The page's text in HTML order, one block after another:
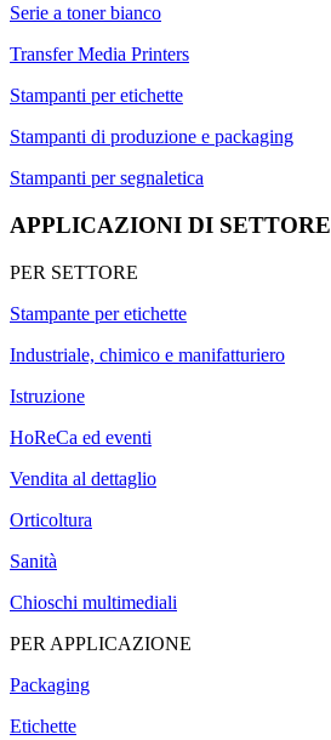
Serie a toner bianco
Transfer Media Printers
Stampanti per etichette
Stampanti di produzione e packaging
Stampanti per segnaletica
APPLICAZIONI DI SETTORE
PER SETTORE
Stampante per etichette
Industriale, chimico e manifatturiero
Istruzione
HoReCa ed eventi
Vendita al dettaglio
Orticoltura
Sanità
Chioschi multimediali
PER APPLICAZIONE
Packaging
Etichette